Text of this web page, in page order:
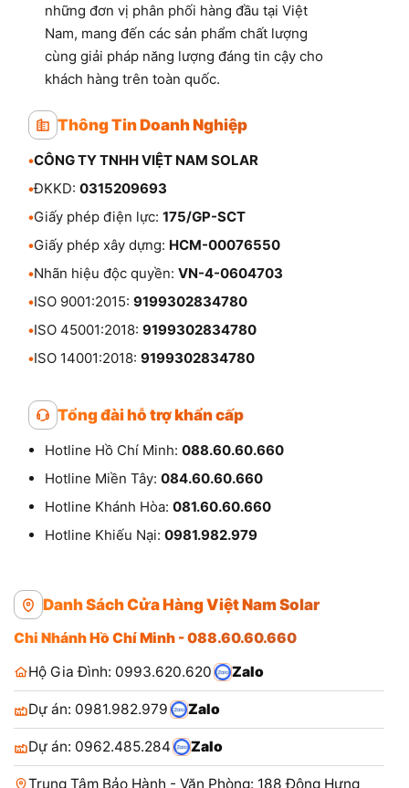
những đơn vị phân phối hàng đầu tại Việt
Nam, mang đến các sản phẩm chất lượng
cùng giải pháp năng lượng đáng tin cậy cho
khách hàng trên toàn quốc.
Thông Tin Doanh Nghiệp
•CÔNG TY TNHH VIỆT NAM SOLAR
•ĐKKD: 0315209693
•Giấy phép điện lực: 175/GP-SCT
•Giấy phép xây dựng: HCM-00076550
•Nhãn hiệu độc quyền: VN-4-0604703
•ISO 9001:2015: 9199302834780
•ISO 45001:2018: 9199302834780
•ISO 14001:2018: 9199302834780
Tổng đài hỗ trợ khẩn cấp
Hotline Hồ Chí Minh: 088.60.60.660
Hotline Miền Tây: 084.60.60.660
Hotline Khánh Hòa: 081.60.60.660
Hotline Khiếu Nại: 0981.982.979
Danh Sách Cửa Hàng Việt Nam Solar
Chi Nhánh Hồ Chí Minh - 088.60.60.660
Hộ Gia Đình: 0993.620.620
Zalo
Dự án: 0981.982.979 Zalo
Dự án: 0962.485.284 Zalo
Trung Tâm Bảo Hành - Văn Phòng: 188 Đông Hưng